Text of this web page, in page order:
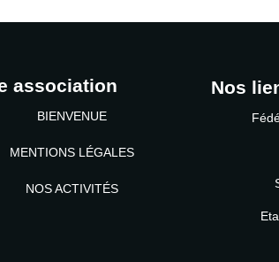
DE PASSE
association
BIENVENUE
MENTIONS LÉGALES
NOS ACTIVITÉS
Nos